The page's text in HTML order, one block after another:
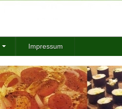
Impressum